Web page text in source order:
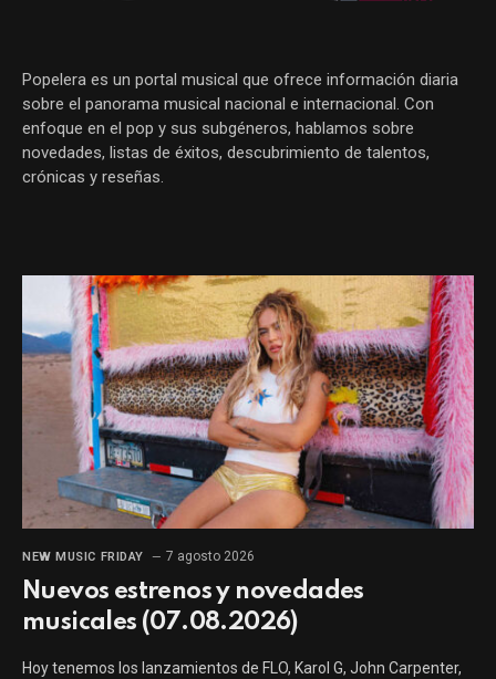
Popelera es un portal musical que ofrece información diaria
sobre el panorama musical nacional e internacional. Con
enfoque en el pop y sus subgéneros, hablamos sobre
novedades, listas de éxitos, descubrimiento de talentos,
crónicas y reseñas.
NEW MUSIC FRIDAY 7 agosto 2026
Nuevos estrenos y novedades
musicales (07.08.2026)
Hoy tenemos los lanzamientos de FLO, Karol G, John Carpenter,